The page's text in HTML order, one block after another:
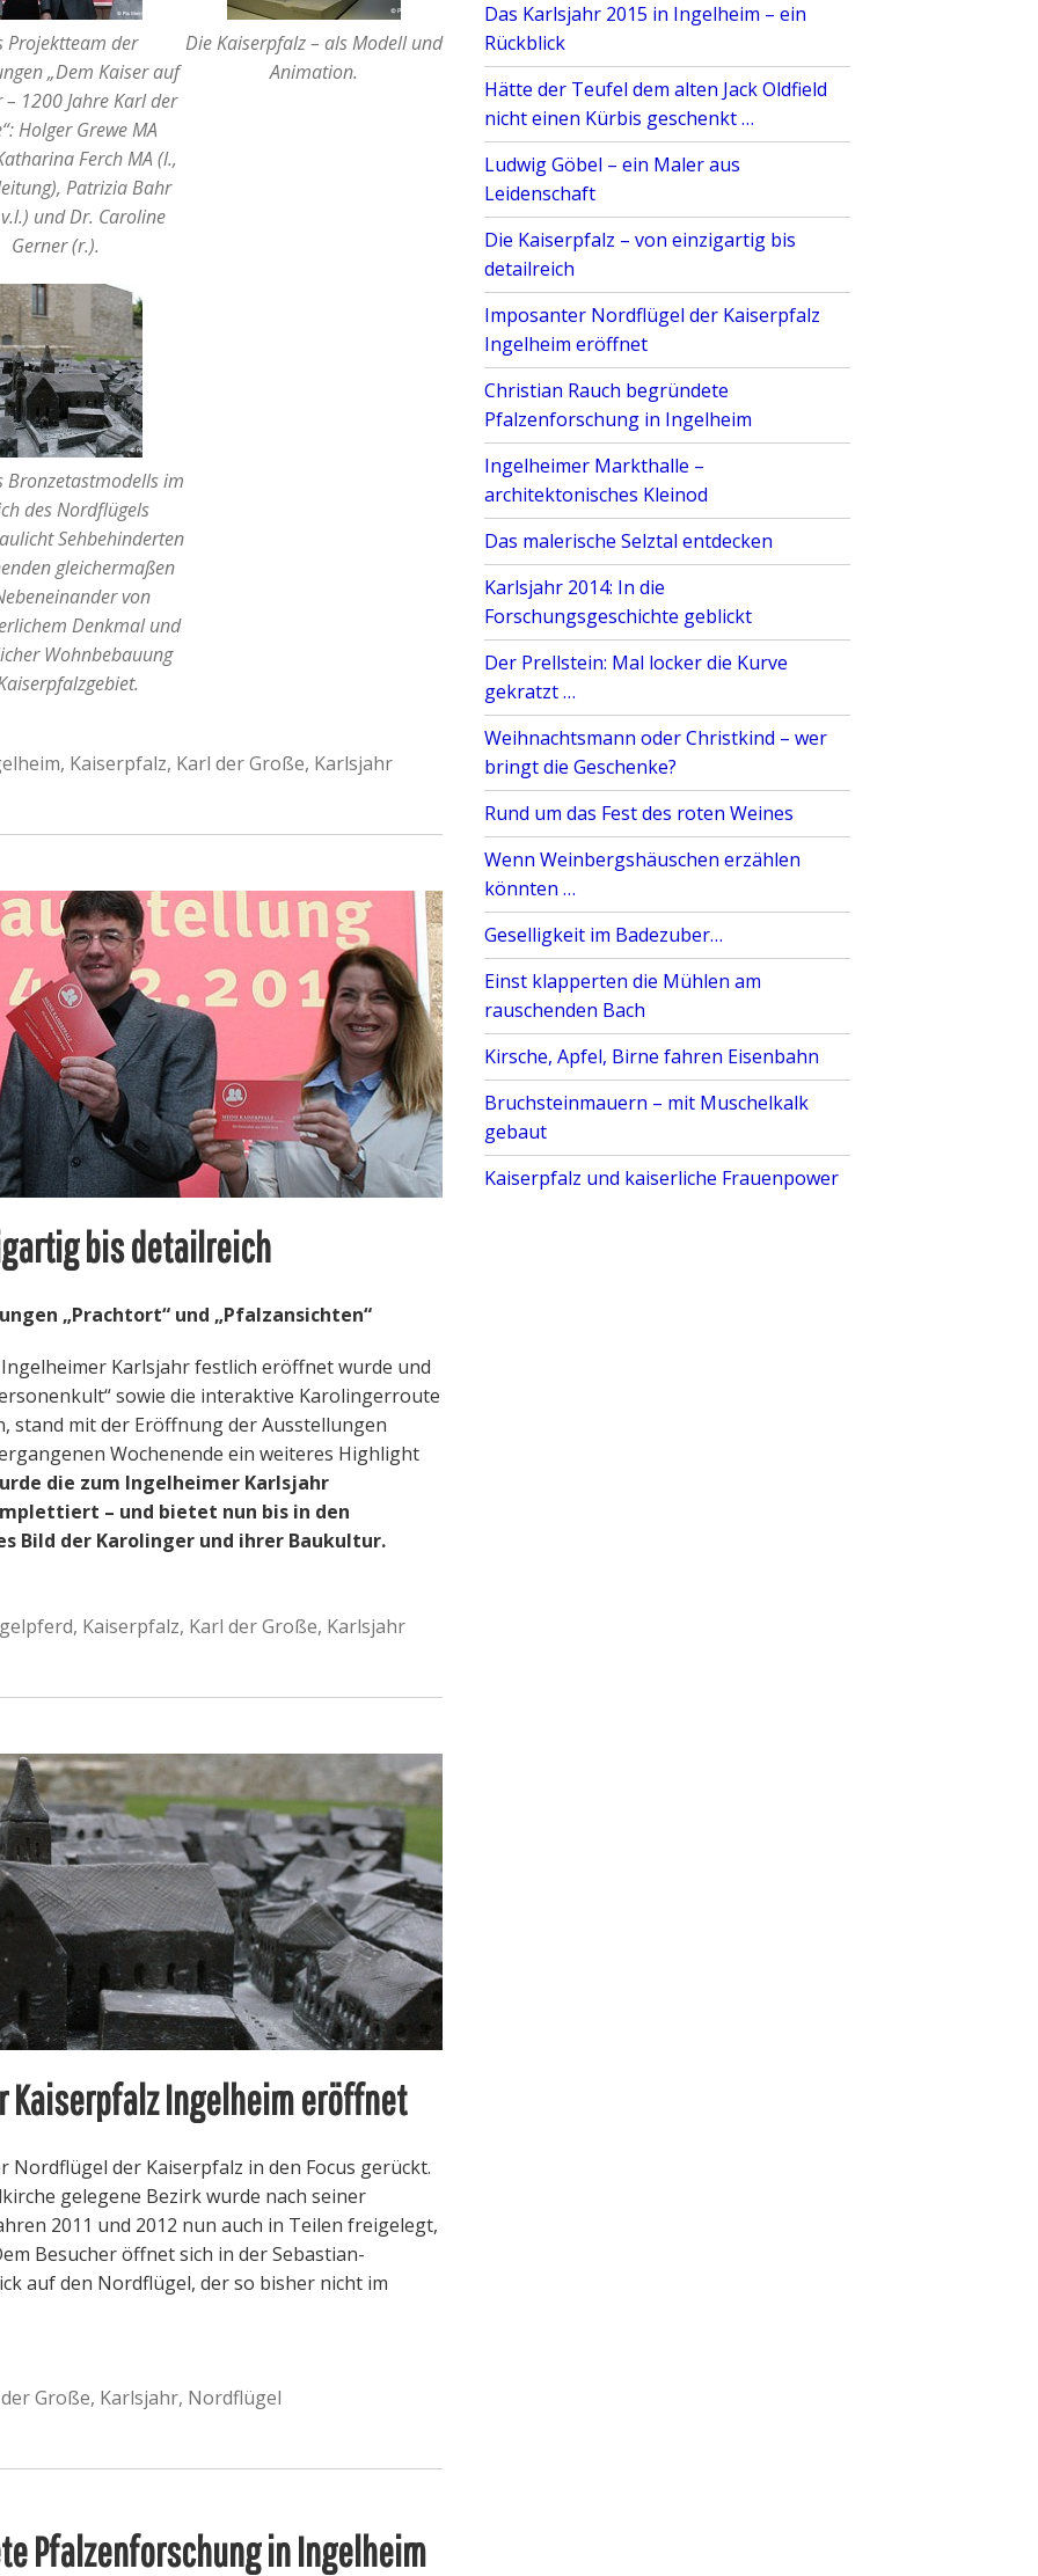
Projektteam der
„Dem Kaiser auf
– 1200 Jahre Karl der
Holger Grewe MA
Ferch MA (l.,
Patrizia Bahr
und Dr. Caroline
Gerner (r.).
Die Kaiserpfalz – als Modell und
Animation.
Bronzetastmodells im
des Nordflügels
Sehbehinderten
gleichermaßen
von
Denkmal und
Wohnbebauung
, Kaiserpfalz, Karl der Große, Karlsjahr
bis detailreich
„Prachtort“ und „Pfalzansichten“
Ingelheimer Karlsjahr festlich eröffnet wurde und
sowie die interaktive Karolingerroute
stand mit der Eröffnung der Ausstellungen
Wochenende ein weiteres Highlight
die zum Ingelheimer Karlsjahr
– und bietet nun bis in den
Bild der Karolinger und ihrer Baukultur.
, Kaiserpfalz, Karl der Große, Karlsjahr
Kaiserpfalz Ingelheim eröffnet
Nordflügel der Kaiserpfalz in den Focus gerückt.
gelegene Bezirk wurde nach seiner
2011 und 2012 nun auch in Teilen freigelegt,
Besucher öffnet sich in der Sebastian-
auf den Nordflügel, der so bisher nicht im
Große, Karlsjahr, Nordflügel
Pfalzenforschung in Ingelheim
Das Karlsjahr 2015 in Ingelheim – ein
Rückblick
Hätte der Teufel dem alten Jack Oldfield
nicht einen Kürbis geschenkt …
Ludwig Göbel – ein Maler aus
Leidenschaft
Die Kaiserpfalz – von einzigartig bis
detailreich
Imposanter Nordflügel der Kaiserpfalz
Ingelheim eröffnet
Christian Rauch begründete
Pfalzenforschung in Ingelheim
Ingelheimer Markthalle –
architektonisches Kleinod
Das malerische Selztal entdecken
Karlsjahr 2014: In die
Forschungsgeschichte geblickt
Der Prellstein: Mal locker die Kurve
gekratzt …
Weihnachtsmann oder Christkind – wer
bringt die Geschenke?
Rund um das Fest des roten Weines
Wenn Weinbergshäuschen erzählen
könnten …
Geselligkeit im Badezuber…
Einst klapperten die Mühlen am
rauschenden Bach
Kirsche, Apfel, Birne fahren Eisenbahn
Bruchsteinmauern – mit Muschelkalk
gebaut
Kaiserpfalz und kaiserliche Frauenpower